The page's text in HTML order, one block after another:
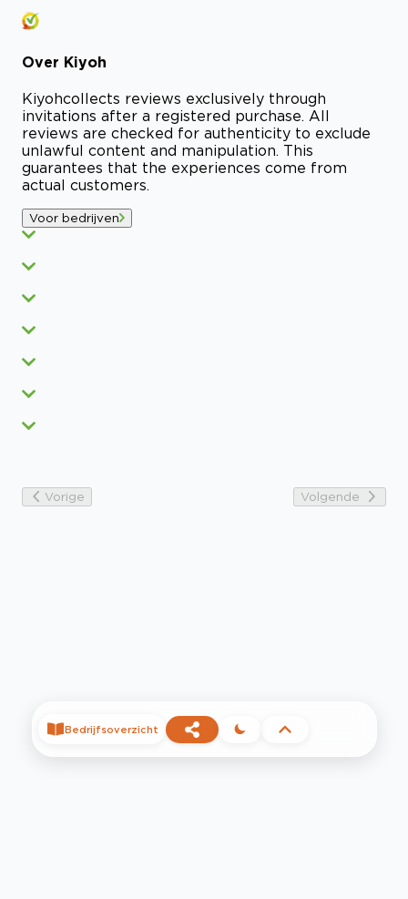
Over Kiyoh
Kiyohcollects reviews exclusively through
invitations after a registered purchase. All
reviews are checked for authenticity to exclude
unlawful content and manipulation. This
guarantees that the experiences come from
actual customers.
Voor bedrijven
Vorige Volgende
Bedrijfsoverzicht